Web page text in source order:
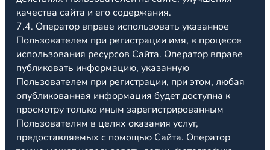
качества сайта и его содержания.
7.4. Оператор вправе использовать указанное
Пользователем при регистрации имя, в процессе
использования ресурсов Сайта. Оператор вправе
публиковать информацию, указанную
Пользователем при регистрации, при этом, любая
опубликованная информация будет доступна к
просмотру только иным зарегистрированным
Пользователям в целях оказания услуг,
предоставляемых с помощью Сайта. Оператор